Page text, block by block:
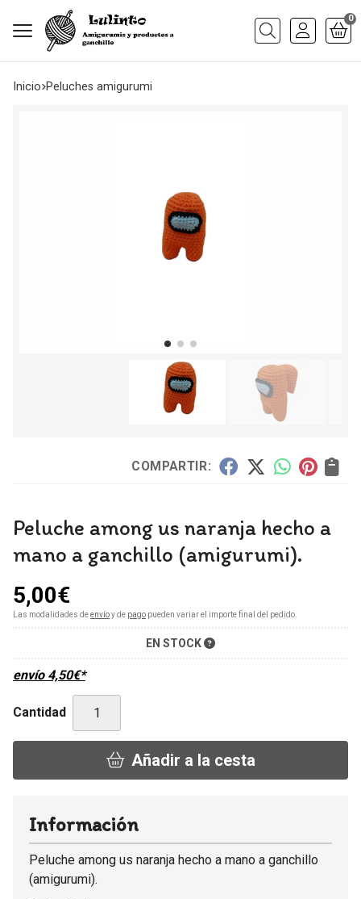
Buscar
0
Inicio peluches amigurumi
COMPARTIR:
Peluche among us naranja hecho a
mano a ganchillo (amigurumi).
5,00€
Las modalidades deenvíoy de pago pueden variar el importe final del pedido.
EN STOCK
envío 4,50€*
Cantidad
Añadir a la cesta
Información
Peluche among us naranja hecho a mano a ganchillo
(amigurumi).